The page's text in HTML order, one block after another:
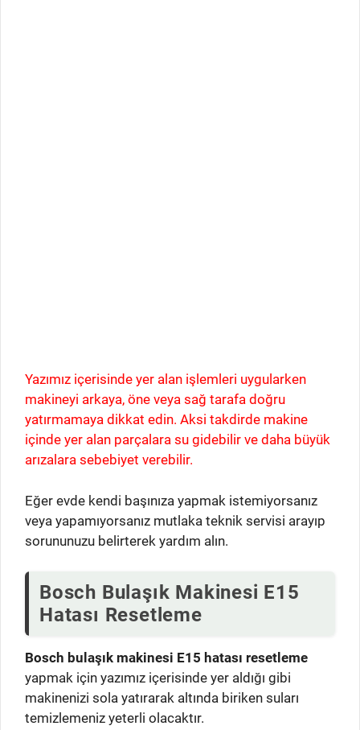
Yazımız içerisinde yer alan işlemleri uygularken
makineyi arkaya, öne veya sağ tarafa doğru
yatırmamaya dikkat edin. Aksi takdirde makine
içinde yer alan parçalara su gidebilir ve daha büyük
arızalara sebebiyet verebilir.
Eğer evde kendi başınıza yapmak istemiyorsanız
veya yapamıyorsanız mutlaka teknik servisi arayıp
sorununuzu belirterek yardım alın.
Bosch Bulaşık Makinesi E15
Hatası Resetleme
Bosch bulaşık makinesi E15 hatası resetleme
yapmak için yazımız içerisinde yer aldığı gibi
makinenizi sola yatırarak altında biriken suları
temizlemeniz yeterli olacaktır.